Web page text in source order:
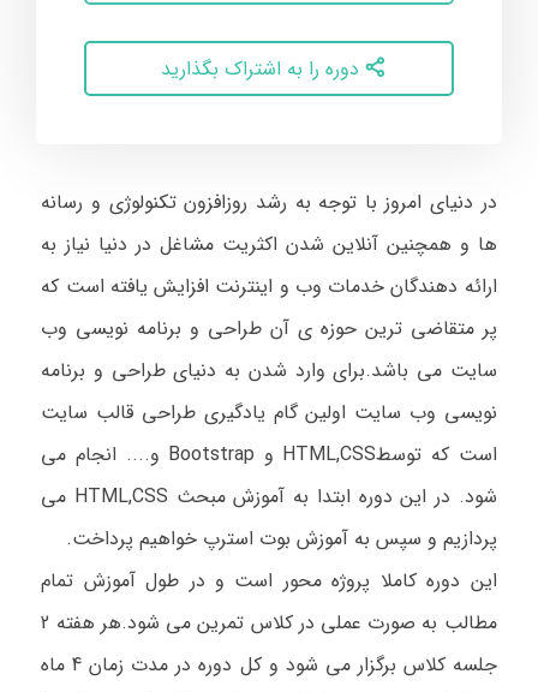
در دنیای امروز با توجه به رشد روزافزون تکنولوژی و رسانه
ها و همچنین آنلاین شدن اکثریت مشاغل در دنیا نیاز به
ارائه دهندگان خدمات وب و اینترنت افزایش یافته است که
پر متقاضی ترین حوزه ی آن طراحی و برنامه نویسی وب
سایت می باشد.برای وارد شدن به دنیای طراحی و برنامه
نویسی وب سایت اولین گام یادگیری طراحی قالب سایت
است که توسطHTML,CSS و Bootstrap و.... انجام می
شود. در این دوره ابتدا به آموزش مبحث HTML,CSS می
پردازیم و سپس به آموزش بوت استرپ خواهیم پرداخت.
این دوره کاملا پروژه محور است و در طول آموزش تمام
مطالب به صورت عملی در کلاس تمرین می شود.هر هفته 2
جلسه کلاس برگزار می شود و کل دوره در مدت زمان 4 ماه
دوره را به اشتراک بگذارید